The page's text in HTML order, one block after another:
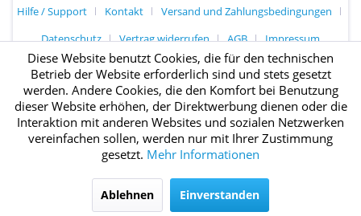
Hilfe / Support
Kontakt
Versand und Zahlungsbedingungen
Datenschutz
Vertrag widerrufen AGB Impressum
Diese Website benutzt Cookies, die für den technischen
Betrieb der Website erforderlich sind und stets gesetzt
werden. Andere Cookies, die den Komfort bei Benutzung
dieser Website erhöhen, der Direktwerbung dienen oder die
Interaktion mit anderen Websites und sozialen Netzwerken
vereinfachen sollen, werden nur mit Ihrer Zustimmung
gesetzt. Mehr Informationen
Ablehnen Einverstanden